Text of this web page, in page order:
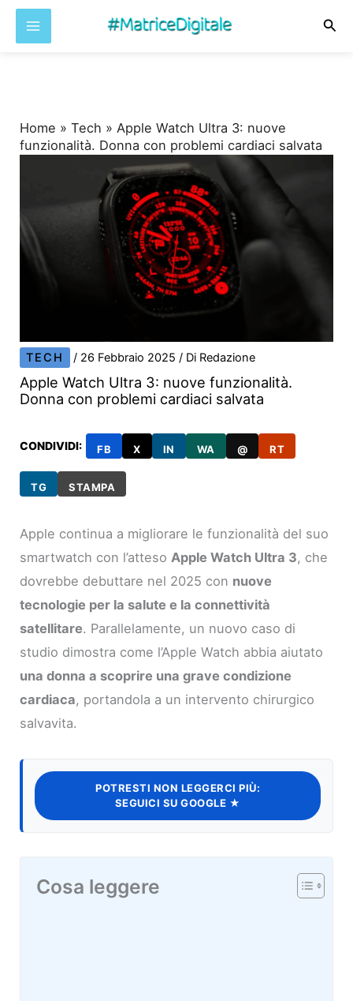
Home »Tech »Apple Watch Ultra 3: nuove
funzionalità. Donna con problemi cardiaci salvata
TECH / 26 Febbraio 2025/ Di Redazione
Apple Watch Ultra 3: nuove funzionalità.
Donna con problemi cardiaci salvata
CONDIVIDI: FB X IN WA @ RT
TG STAMPA
Apple continua a migliorare le funzionalità del suo
smartwatch con l’attesoApple Watch Ultra 3, che
dovrebbe debuttare nel 2025 con nuove
tecnologie per la salute e la connettività
satellitare. Parallelamente, un nuovo caso di
studio dimostra come l’Apple Watch abbia aiutato
una donna a scoprire una grave condizione
cardiaca, portandola a un intervento chirurgico
salvavita.
POTRESTI NON LEGGERCI PIÙ:
SEGUICI SU GOOGLE ★
Cosa leggere